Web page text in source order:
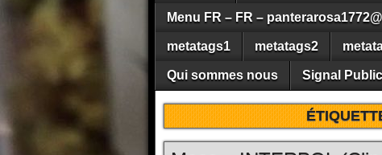
Menu FR – FR –
metatags1 metatags2
Qui sommes nous Signal